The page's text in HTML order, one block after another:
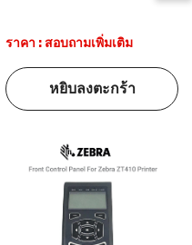
ราคา : สอบถามเพิ่มเติม
หยิบลงตะกร้า